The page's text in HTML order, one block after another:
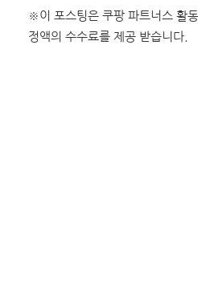
※이 포스팅은 쿠팡 파트너스 활
정액의 수수료를 제공 받습니다.